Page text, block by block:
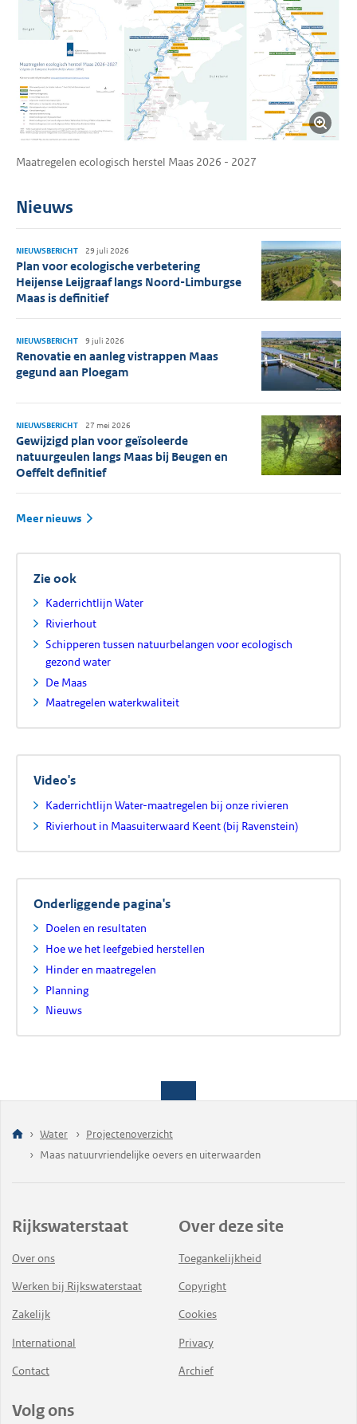
Maatregelen ecologisch herstel Maas 2026 - 2027
Nieuws
Plan voor ecologische verbetering
Heijense Leijgraaf langs Noord-Limburgse
Maas is definitief
NIEUWSBERICHT 29 juli 2026
Renovatie en aanleg vistrappen Maas
gegund aan Ploegam
NIEUWSBERICHT 9 juli 2026
Gewijzigd plan voor geïsoleerde
natuurgeulen langs Maas bij Beugen en
Oeffelt definitief
NIEUWSBERICHT 27 mei 2026
Meer nieuws
Zie ook
Kaderrichtlijn Water
Rivierhout
Schipperen tussen natuurbelangen voor ecologisch
gezond water
De Maas
Maatregelen waterkwaliteit
Video's
Kaderrichtlijn Water-maatregelen bij onze rivieren
Rivierhout in Maasuiterwaard Keent (bij Ravenstein)
Onderliggende pagina's
Doelen en resultaten
Hoe we het leefgebied herstellen
Hinder en maatregelen
Planning
Nieuws
Water
Projectenoverzicht
Maas natuurvriendelijke oevers en uiterwaarden
Rijkswaterstaat
Over ons
Werken bij Rijkswaterstaat
Zakelijk
International
Contact
Over deze site
Toegankelijkheid
Copyright
Cookies
Privacy
Archief
Volg ons